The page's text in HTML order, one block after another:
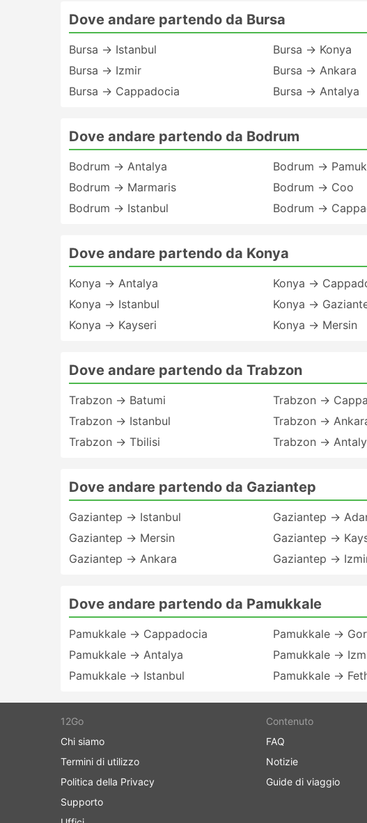
Dove andare partendo da Bursa
Bursa → Istanbul
Bursa → Izmir
Bursa → Cappadocia
Bursa → Konya
Bursa → Ankara
Bursa → Antalya
Dove andare partendo da Bodrum
Bodrum → Antalya
Bodrum → Marmaris
Bodrum → Istanbul
Bodrum →
Bodrum → Coo
Bodrum →
Dove andare partendo da Konya
Konya → Antalya
Konya → Istanbul
Konya → Kayseri
Konya →
Konya →
Konya → Mersin
Dove andare partendo da Trabzon
Trabzon → Batumi
Trabzon → Istanbul
Trabzon → Tbilisi
Trabzon →
Trabzon →
Trabzon →
Dove andare partendo da Gaziantep
Gaziantep → Istanbul
Gaziantep → Mersin
Gaziantep → Ankara
Gaziantep →
Gaziantep →
Gaziantep →
Dove andare partendo da Pamukkale
Pamukkale → Cappadocia
Pamukkale → Antalya
Pamukkale → Istanbul
Pamukkale →
Pamukkale →
Pamukkale →
12Go
Chi siamo
Termini di utilizzo
Politica della Privacy
Supporto
Contenuto
FAQ
Notizie
Guide di viaggio